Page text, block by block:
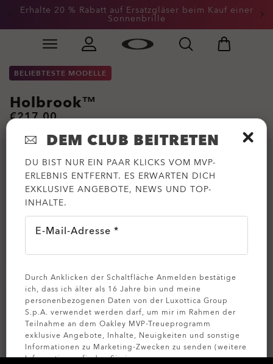
Skip to
content
Erhalte 20 % Rabatt auf Ersatzgläser beim Kauf einer
Sonnenbrille
Slide 3 of 3. Erhalte 20 % Rabatt auf Ersatzgläser
BELIEBTESTE MODELLE
Holbrook™
€217.00
DEM CLUB BEITRETEN
DU BIST NUR EIN PAAR KLICKS VOM MVP-
ERLEBNIS ENTFERNT. ES ERWARTEN DICH
EXKLUSIVE ANGEBOTE, NEWS UND TOP-
INHALTE.
E-Mail-Adresse *
Durch Anklicken der Schaltfläche Anmelden bestätige
ich, dass ich älter als 16 Jahre bin und meine
personenbezogenen Daten von der Luxottica Group
S.p.A. verwendet werden darf, um mir im Rahmen der
Teilnahme an dem Oakley MVP-Treueprogramm
exklusive Angebote, Inhalte, Neuigkeiten und sonstige
Informationen zu Marketing-Zwecken zu senden (weitere
Informationen finden Sie in unserer